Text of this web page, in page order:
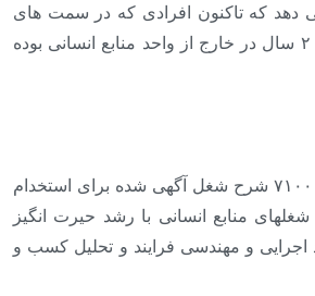
دهد که تاکنون افرادی که در سمت های
منابع انسانی نظیر شرکتیار منابع انسانی HR Business Partner فعالیت می کردند، دارای میانه ی سابقه حدود ۲ سال در خارج از واحد منابع انسانی بوده
روند رجوع به تخصصها و تجربیاتی غیر از منابع انسانی به طور فزاینده ای رو به افزایش است. بررسی و تحلیل ۷۱۰۰۰ شرح شغل آگهی شده برای استخدام
برای شغلهای منابع انسانی با رشد حیرت انگیز
اجرایی و مهندسی فرایند و تحلیل کسب و